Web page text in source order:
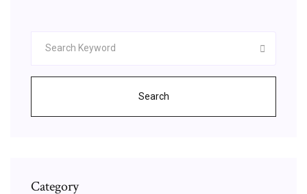
Search
Category